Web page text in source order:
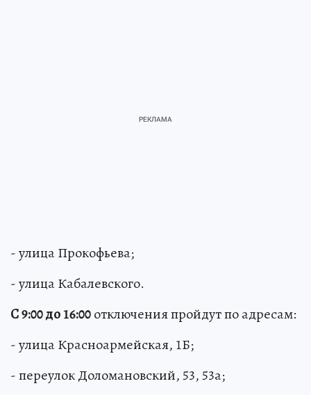
- улица Прокофьева;
- улица Кабалевского.
С 9:00 до 16:00отключения пройдут по адресам:
- улица Красноармейская, 1Б;
- переулок Доломановский, 53, 53а;